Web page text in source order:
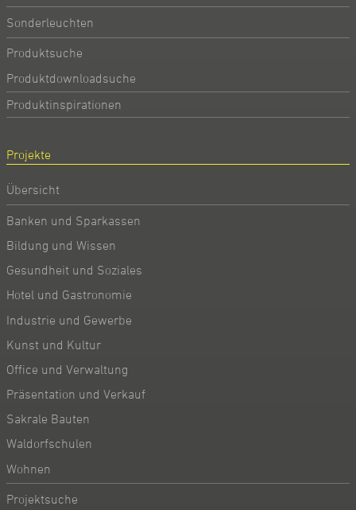
Sonderleuchten
Produktsuche
Produktdownloadsuche
Produktinspirationen
Projekte
Übersicht
Banken und Sparkassen
Bildung und Wissen
Gesundheit und Soziales
Hotel und Gastronomie
Industrie und Gewerbe
Kunst und Kultur
Office und Verwaltung
Präsentation und Verkauf
Sakrale Bauten
Waldorfschulen
Wohnen
Projektsuche